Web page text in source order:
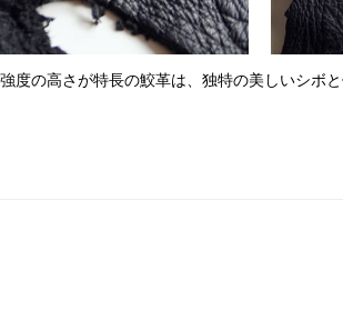
度の高さが特長の鮫革は、独特の美しいシボ